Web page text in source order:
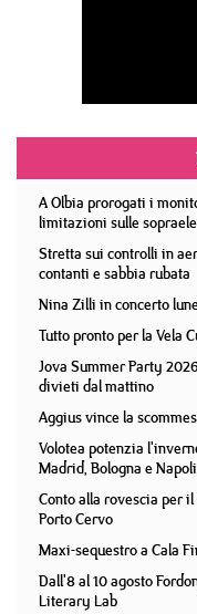
A Olbia prorogati i
limitazioni sulle
Stretta sui controlli in
contanti e sabbia rubata
Nina Zilli in concerto
Tutto pronto per la Vela
Jova Summer Party
divieti dal mattino
Aggius vince la
Volotea potenzia
Madrid, Bologna e Napoli
Conto alla rovescia per
Porto Cervo
Maxi-sequestro a Cala
Dall'8 al 10 agosto
Literary Lab